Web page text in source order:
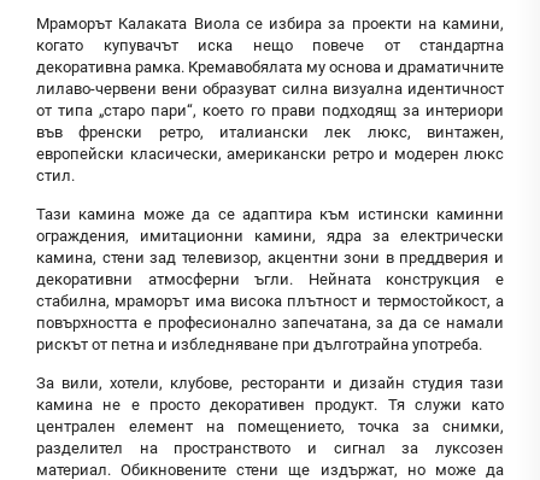
Мраморът Калаката Виола се избира за проекти на камини,
когато купувачът иска нещо повече от стандартна
декоративна рамка. Кремавобялата му основа и драматичните
лилаво-червени вени образуват силна визуална идентичност
от типа „старо пари“, което го прави подходящ за интериори
във френски ретро, италиански лек люкс, винтажен,
европейски класически, американски ретро и модерен люкс
стил.
Тази камина може да се адаптира към истински каминни
ограждения, имитационни камини, ядра за електрически
камина, стени зад телевизор, акцентни зони в преддверия и
декоративни атмосферни ъгли. Нейната конструкция е
стабилна, мраморът има висока плътност и термостойкост, а
повърхността е професионално запечатана, за да се намали
рискът от петна и избледняване при дълготрайна употреба.
За вили, хотели, клубове, ресторанти и дизайн студия тази
камина не е просто декоративен продукт. Тя служи като
централен елемент на помещението, точка за снимки,
разделител на пространството и сигнал за луксозен
материал. Обикновените стени ще издържат, но може да